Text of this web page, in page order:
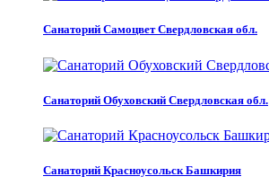
Санаторий Самоцвет Свердловская обл.
Санаторий Обуховский Свердловская обл.
Санаторий Красноусольск Башкирия